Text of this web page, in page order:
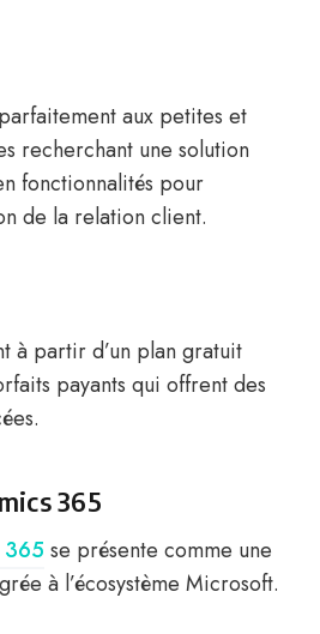
aux petites et
recherchant une solution
fonctionnalités pour
de la relation client.
à partir d’un plan gratuit
payants qui offrent des
365
365 se présente comme une
à l’écosystème Microsoft.